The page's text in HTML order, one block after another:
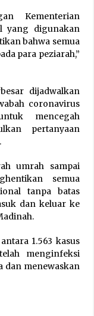
Iran: Menang
Strategi
Kementerian
yang digunakan
bahwa semua
para peziarah,”
dijadwalkan
coronavirus
mencegah
pertanyaan
umrah sampai
semua
tanpa batas
dan keluar ke
1.563 kasus
menginfeksi
dan menewaskan